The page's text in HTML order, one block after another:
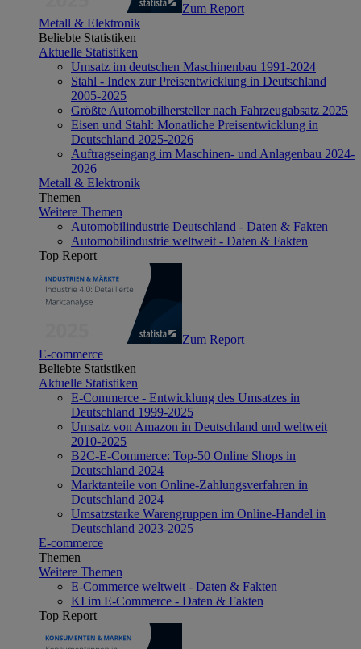
Zum Report
Metall & Elektronik
Beliebte Statistiken
Aktuelle Statistiken
Umsatz im deutschen Maschinenbau 1991-2024
Stahl - Index zur Preisentwicklung in Deutschland
2005-2025
Größte Automobilhersteller nach Fahrzeugabsatz 2025
Eisen und Stahl: Monatliche Preisentwicklung in
Deutschland 2025-2026
Auftragseingang im Maschinen- und Anlagenbau 2024-
2026
Metall & Elektronik
Themen
Weitere Themen
Automobilindustrie Deutschland - Daten & Fakten
Automobilindustrie weltweit - Daten & Fakten
Top Report
Zum Report
E-commerce
Beliebte Statistiken
Aktuelle Statistiken
E-Commerce - Entwicklung des Umsatzes in
Deutschland 1999-2025
Umsatz von Amazon in Deutschland und weltweit
2010-2025
B2C-E-Commerce: Top-50 Online Shops in
Deutschland 2024
Marktanteile von Online-Zahlungsverfahren in
Deutschland 2024
Umsatzstarke Warengruppen im Online-Handel in
Deutschland 2023-2025
E-commerce
Themen
Weitere Themen
E-Commerce weltweit - Daten & Fakten
KI im E-Commerce - Daten & Fakten
Top Report